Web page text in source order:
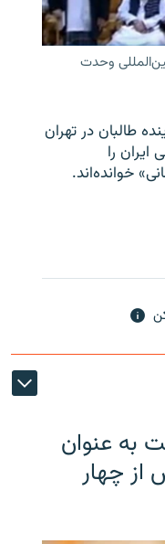
وحدت
طالبان در تهران
را
خوانده‌اند.
به عنوان
از چهار